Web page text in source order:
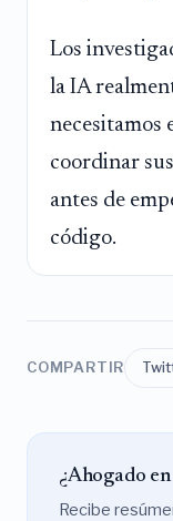
Los
la IA
necesitamos
coordinar
antes de
código.
COMPARTIR
¿Ahogado
Recibe